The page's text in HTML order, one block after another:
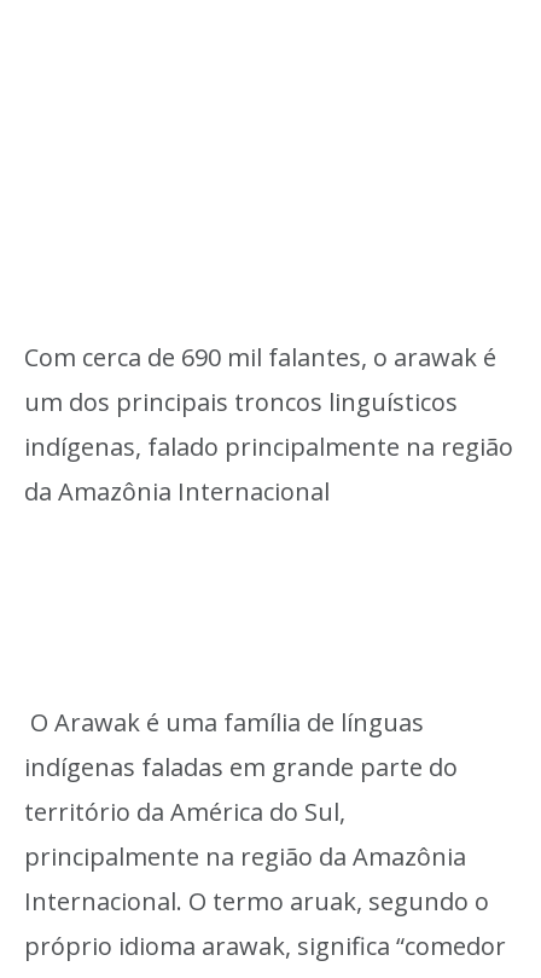
Com cerca de 690 mil falantes, o arawak é
um dos principais troncos linguísticos
indígenas, falado principalmente na região
da Amazônia Internacional
O Arawak é uma família de línguas
indígenas faladas em grande parte do
território da América do Sul,
principalmente na região da Amazônia
Internacional. O termo aruak, segundo o
próprio idioma arawak, significa “comedor